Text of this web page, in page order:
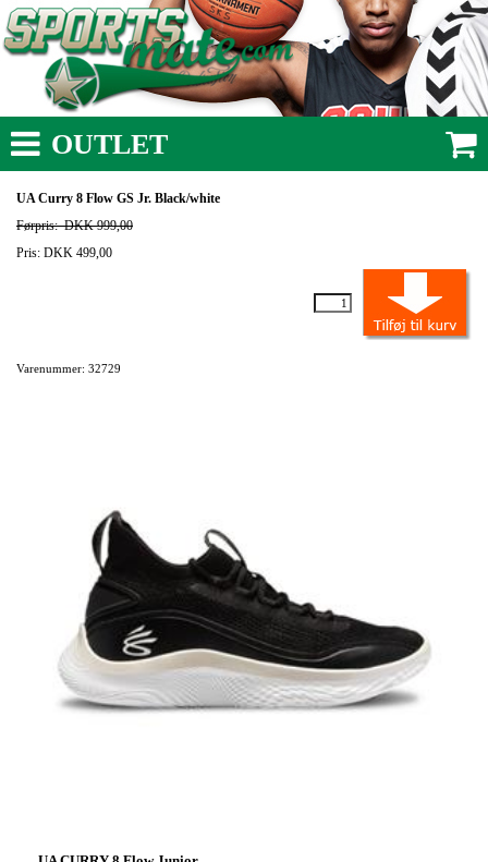
OUTLET
UA Curry 8 Flow GS Jr. Black/white
Førpris:DKK 999,00
Pris: DKK 499,00
Varenummer: 32729